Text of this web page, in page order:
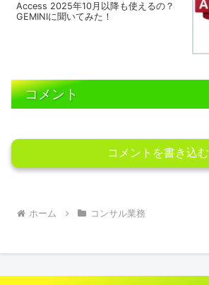
Access 2025年10月以降も使えるの？
GEMINIに聞いてみた！
コメント
コメントを書き込む
ホーム コンサル業務